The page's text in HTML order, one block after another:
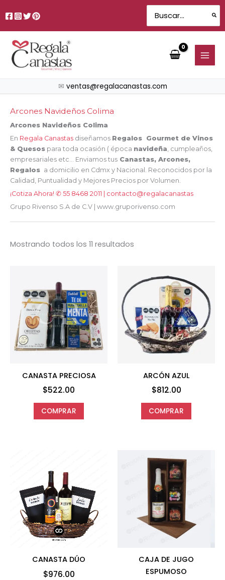
al
contenido
for:
✉ ventas@regalacanastas.com
Arcones Navideños Colima
Arcones Navideños Colima
En Regala Canastas diseñamos Regalos Gourmet de Vinos
& Quesos para toda ocasión ( época navideña, cumpleaños,
empresariales etc… Enviamos tus Canastas, Arcones,
Regalos a domicilio en Cdmx y Nacional. Reconocidos por la
Calidad, Puntualidad y Mejores Precios por Volumen.
¡Cotiza Ahora! ✆ 55 8468 2011 | contacto@regalacanastas
Grupo Rivenso S.A de C.V | www.gruporivenso.com
Mostrando todos los 11 resultados
Sorted
to
CANASTA PRECIOSA
$522.00
COMPRAR
ARCÓN AZUL
$812.00
COMPRAR
CANASTA DÚO
$976.00
CAJA DE JUGO
ESPUMOSO